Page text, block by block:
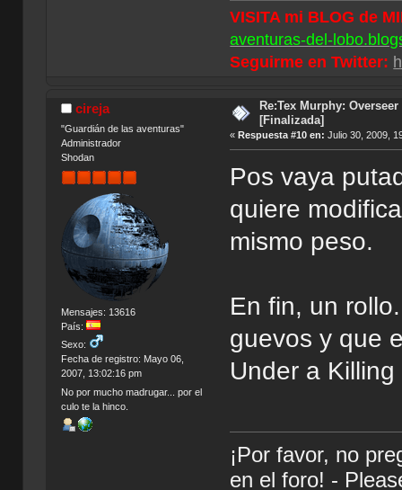
VISITA mi BLOG de
aventuras-del-
Seguirme en Twitter:
cireja
"Guardián de las aventuras"
Administrador
Shodan
Mensajes: 13616
País:
Sexo:
Fecha de registro: Mayo 06,
2007, 13:02:16 pm
No por mucho madrugar... por el
culo te la hinco.
Re:Tex Murphy:
[Finalizada]
«Respuesta #10 en: Julio 30, 2009,
Pos vaya
quiere
mismo peso.
En fin, un
guevos y que
Under a
¡Por favor, no
en el foro! -